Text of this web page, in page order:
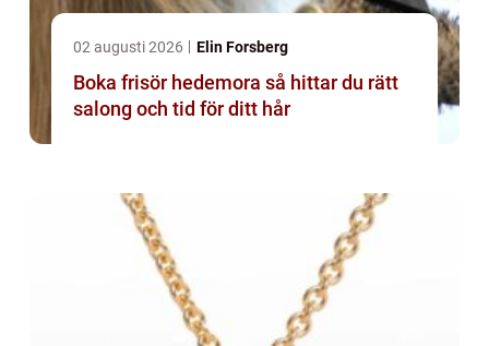
02 augusti 2026 Elin Forsberg
Boka frisör hedemora så hittar du rätt
salong och tid för ditt hår